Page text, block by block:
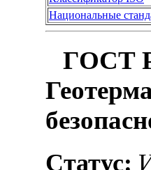
Национальные
ГОСТ Р
Статус: